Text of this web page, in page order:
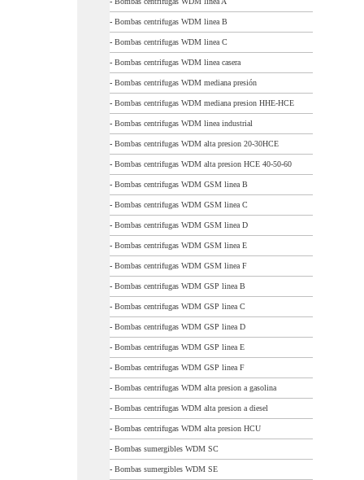
- Bombas centrifugas WDM linea B
- Bombas centrifugas WDM linea C
- Bombas centrifugas WDM linea casera
- Bombas centrifugas WDM mediana presión
- Bombas centrifugas WDM mediana presion HHE-HCE
- Bombas centrifugas WDM linea industrial
- Bombas centrifugas WDM alta presion 20-30HCE
- Bombas centrifugas WDM alta presion HCE 40-50-60
- Bombas centrifugas WDM GSM linea B
- Bombas centrifugas WDM GSM linea C
- Bombas centrifugas WDM GSM linea D
- Bombas centrifugas WDM GSM linea E
- Bombas centrifugas WDM GSM linea F
- Bombas centrifugas WDM GSP linea B
- Bombas centrifugas WDM GSP linea C
- Bombas centrifugas WDM GSP linea D
- Bombas centrifugas WDM GSP linea E
- Bombas centrifugas WDM GSP linea F
- Bombas centrifugas WDM alta presion a gasolina
- Bombas centrifugas WDM alta presion a diesel
- Bombas centrifugas WDM alta presion HCU
- Bombas sumergibles WDM SC
- Bombas sumergibles WDM SE